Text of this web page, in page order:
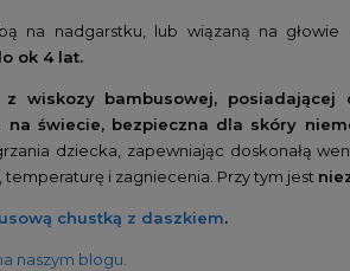
na nadgarstku, lub wiązaną na głowie
ok 4 lat.
z wiskozy bambusowej, posiadającej
świecie, bezpieczna dla skóry
dziecka, zapewniając doskonałą
i zagniecenia. Przy tym jest
chustką z daszkiem.
naszym blogu.